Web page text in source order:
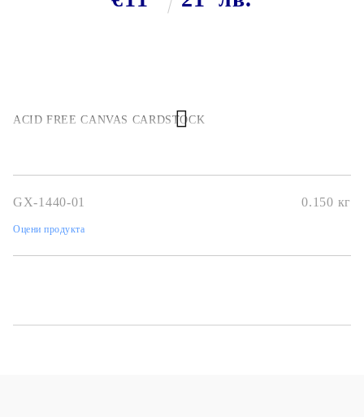
ACID FREE CANVAS CARDSTOCK
GX-1440-01 0.150 кг
Оцени продукта